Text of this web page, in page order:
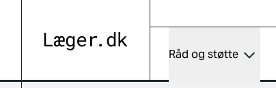
Råd og støtte